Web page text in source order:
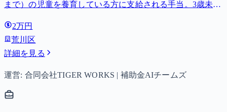
まで）の児童を養育している方に支給される手当。3歳未満
子以降は15,000円）、中学生は月額10,000円。
2万円
荒川区
詳細を見る
運営: 合同会社TIGER WORKS | 補助金AIチームズ